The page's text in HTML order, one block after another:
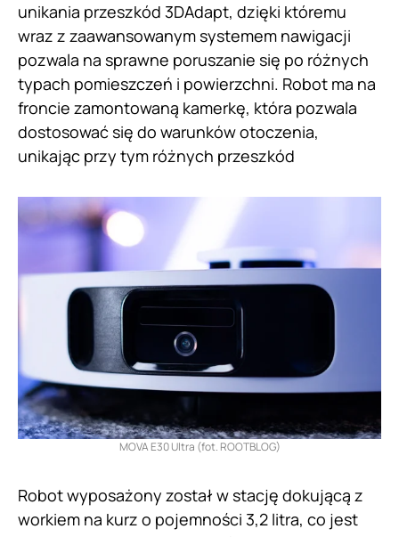
unikania przeszkód 3DAdapt, dzięki któremu
wraz z zaawansowanym systemem nawigacji
pozwala na sprawne poruszanie się po różnych
typach pomieszczeń i powierzchni. Robot ma na
froncie zamontowaną kamerkę, która pozwala
dostosować się do warunków otoczenia,
unikając przy tym różnych przeszkód
MOVA E30 Ultra (fot. ROOTBLOG)
Robot wyposażony został w stację dokującą z
workiem na kurz o pojemności 3,2 litra, co jest